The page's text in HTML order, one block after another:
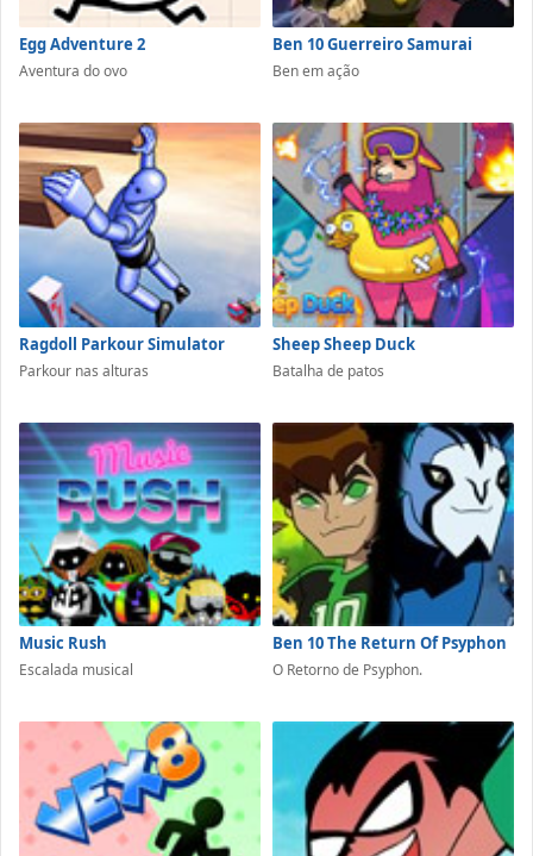
Egg Adventure 2
Aventura do ovo
Ben 10 Guerreiro Samurai
Ben em ação
Ragdoll Parkour Simulator
Parkour nas alturas
Sheep Sheep Duck
Batalha de patos
Music Rush
Escalada musical
Ben 10 The Return Of Psyphon
O Retorno de Psyphon.